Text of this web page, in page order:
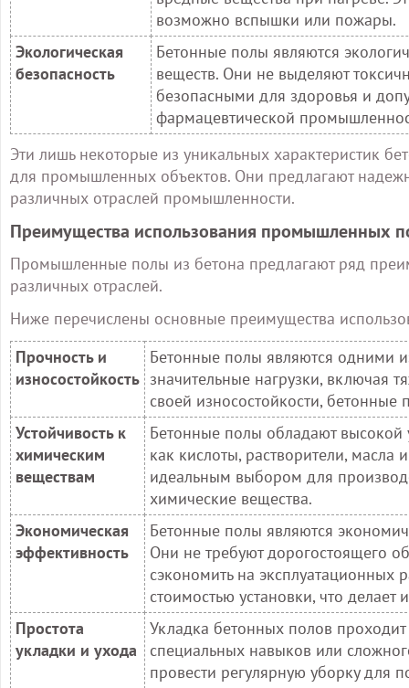
возможно вспышки или пожары.
Экологическая
безопасность
Бетонные полы являются
веществ. Они не выделяют
безопасными для здоровья и
фармацевтической
Эти лишь некоторые из уникальных характеристик
для промышленных объектов. Они предлагают
различных отраслей промышленности.
Преимущества использования промышленных
Промышленные полы из бетона предлагают ряд
различных отраслей.
Ниже перечислены основные преимущества
Прочность и
износостойкость
Бетонные полы являются одними
значительные нагрузки, включая
своей износостойкости,
Устойчивость к
химическим
веществам
Бетонные полы обладают высокой
как кислоты, растворители,
идеальным выбором для
химические вещества.
Экономическая
эффективность
Бетонные полы являются
Они не требуют дорогостоящего
сэкономить на эксплуатационных
стоимостью установки, что
Простота
укладки и ухода
Укладка бетонных полов
специальных навыков или
провести регулярную уборку для